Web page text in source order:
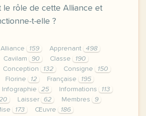
le rôle de cette Alliance et
t-elle ?
Alliance 159 Apprenant
498
Cavilam 90 Classe
190
Conception 132 Consigne
150
Florine 12 Française
195
Infographie 25 Informations
113
Laisser 62 Membres
9
173 Œuvre
186